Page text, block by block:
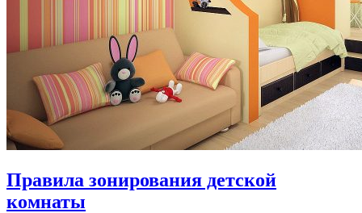
Правила зонирования детской
комнаты